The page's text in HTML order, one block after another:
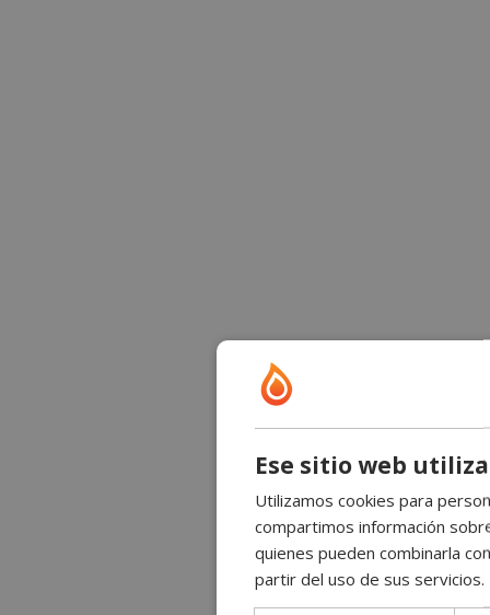
Ese sitio web
Utilizamos cookies para
compartimos información
quienes pueden combinarla
partir del uso de sus servicios.